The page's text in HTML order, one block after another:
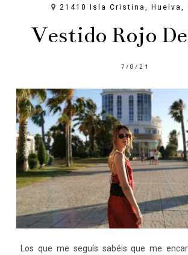
21410 Isla Cristina, Huelva,
Vestido Rojo
7/8/21
Los que me seguís sabéis que me